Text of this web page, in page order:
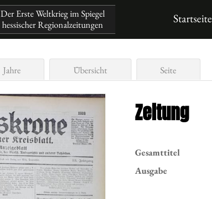
Der Erste Weltkrieg im Spiegel
hessischer Regionalzeitungen
Startseite
Jahre Übersicht Seite
Zeitung
Gesamttitel
Ausgabe